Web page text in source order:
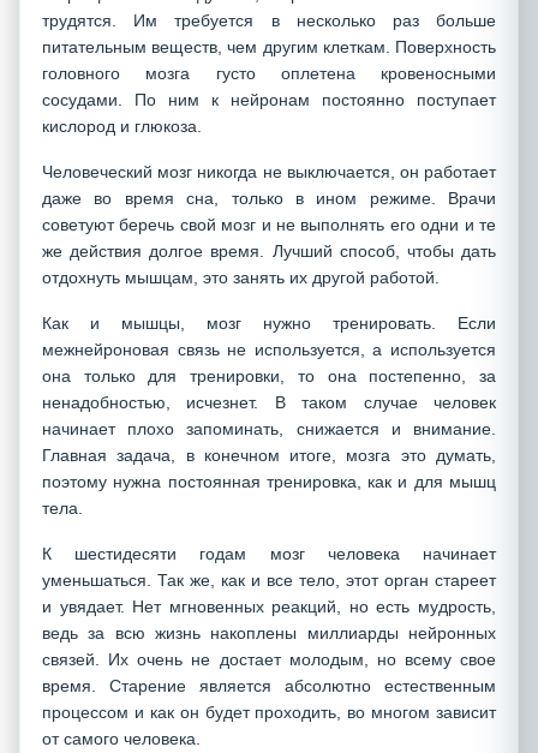
трудятся. Им требуется в несколько раз больше
питательным веществ, чем другим клеткам. Поверхность
головного мозга густо оплетена кровеносными
сосудами. По ним к нейронам постоянно поступает
кислород и глюкоза.
Человеческий мозг никогда не выключается, он работает
даже во время сна, только в ином режиме. Врачи
советуют беречь свой мозг и не выполнять его одни и те
же действия долгое время. Лучший способ, чтобы дать
отдохнуть мышцам, это занять их другой работой.
Как и мышцы, мозг нужно тренировать. Если
межнейроновая связь не используется, а используется
она только для тренировки, то она постепенно, за
ненадобностью, исчезнет. В таком случае человек
начинает плохо запоминать, снижается и внимание.
Главная задача, в конечном итоге, мозга это думать,
поэтому нужна постоянная тренировка, как и для мышц
тела.
К шестидесяти годам мозг человека начинает
уменьшаться. Так же, как и все тело, этот орган стареет
и увядает. Нет мгновенных реакций, но есть мудрость,
ведь за всю жизнь накоплены миллиарды нейронных
связей. Их очень не достает молодым, но всему свое
время. Старение является абсолютно естественным
процессом и как он будет проходить, во многом зависит
от самого человека.